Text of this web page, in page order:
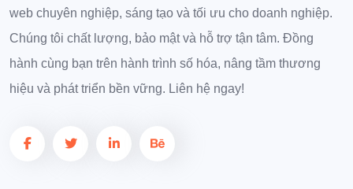
web chuyên nghiệp, sáng tạo và tối ưu cho doanh nghiệp.
Chúng tôi chất lượng, bảo mật và hỗ trợ tận tâm. Đồng
hành cùng bạn trên hành trình số hóa, nâng tầm thương
hiệu và phát triển bền vững. Liên hệ ngay!